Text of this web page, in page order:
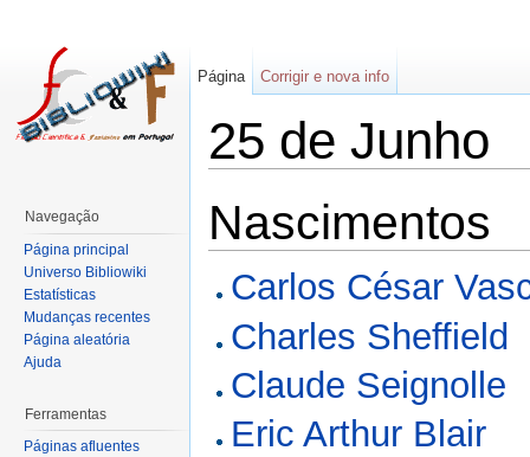
25 de Junho
Nascimentos
Carlos César
Charles Sheffield
Claude Seignolle
Eric Arthur Blair
Página Corrigir e nova info
Navegação
Página principal
Universo Bibliowiki
Estatísticas
Mudanças recentes
Página aleatória
Ajuda
Ferramentas
Páginas afluentes